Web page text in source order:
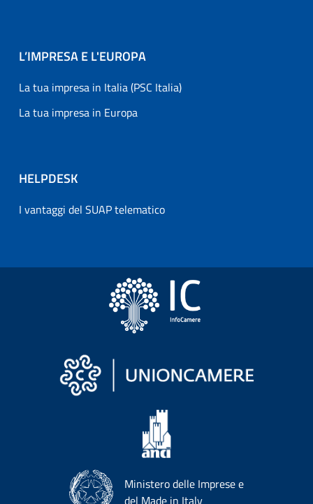
L’IMPRESA E L'EUROPA
La tua impresa in Italia (PSC Italia)
La tua impresa in Europa
HELPDESK
I vantaggi del SUAP telematico
Ministero delle Imprese e
del Made in Italy